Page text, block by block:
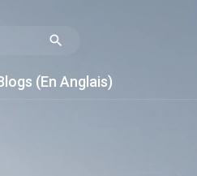
(en Anglais)